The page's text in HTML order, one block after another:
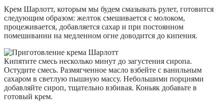
Крем Шарлотт, которым мы будем смазывать рулет, готовится
следующим образом: желток смешивается с молоком,
процеживается, добавляется сахар и при постоянном
помешивании на медленном огне доводится до кипения.
Кипятите смесь несколько минут до загустения сиропа.
Остудите смесь. Размягченное масло взбейте с ванильным
сахаром в светлую пышную массу. Небольшими порциями
добавляйте сироп, тщательно взбивая. Коньяк добавьте в
готовый крем.